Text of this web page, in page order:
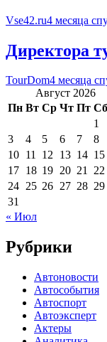
Vse42.ru4 месяца
Директора
TourDom4 месяца
Август 2026
Пн Вт Ср Чт Пт Сб
1
3
4 5 6 7 8
10 11 12 13 14 15
17 18 19 20 21 22
24 25 26 27 28 29
31
« Июл
Рубрики
Автоновости
Автособытия
Автоспорт
Автоэксперт
Актеры